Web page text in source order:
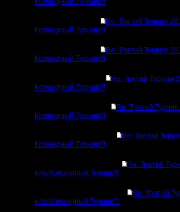
Re: Третий Турнир
Командный Турнир?!
Re: Третий Турнир
Командный Турнир?!
Re: Третий Турнир
Командный Турнир?!
Re: Третий
Командный Турнир?!
Re: Третий
Командный Турнир?!
Re: Третий
или Командный Турнир?!
Re: Третий
или Командный Турнир?!